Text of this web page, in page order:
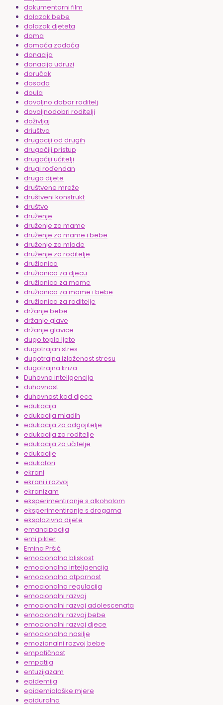
dokumentarni film
dolazak bebe
dolazak djeteta
doma
domaća zadaća
donacija
donacija udruzi
doručak
dosada
doula
dovoljno dobar roditelj
dovoljnodobri roditelji
doživljaj
driuštvo
drugaciji od drugih
drugačiji pristup
drugačiji učitelji
drugi rođendan
drugo dijete
društvene mreže
društveni konstrukt
društvo
druženje
druženje za mame
druženje za mame i bebe
druženje za mlade
druženje za roditelje
družionica
družionica za djecu
družionica za mame
družionica za mame i bebe
družionica za roditelje
držanje bebe
držanje glave
držanje glavice
dugo toplo ljeto
dugotrajan stres
dugotrajna izloženost stresu
dugotrajna kriza
Duhovna inteligencija
duhovnost
duhovnost kod djece
edukacija
edukacija mladih
edukacija za odgojitelje
edukacija za roditelje
edukacija za učitelje
edukacije
edukatori
ekrani
ekrani i razvoj
ekranizam
eksperimentiranje s alkoholom
eksperimentiranje s drogama
eksplozivno dijete
emancipacija
emi pikler
Emina Pršić
emocionalna bliskost
emocionalna inteligencija
emocionalna otpornost
emocionalna regulacija
emocionalni razvoj
emocionalni razvoj adolescenata
emocionalni razvoj bebe
emocionalni razvoj djece
emocionalno nasilje
emozionalni razvoj bebe
empatičnost
empatija
entuzijazam
epidemija
epidemiološke mjere
epiduralna